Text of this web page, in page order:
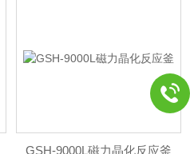
GSH-9000L磁力晶化反应釜